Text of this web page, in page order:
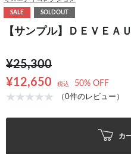
SALE SOLDOUT
【サンプル】ＤＥＶＥ
¥25,300
¥12,650
税込 50% OFF
（0件のレビュー）
カ